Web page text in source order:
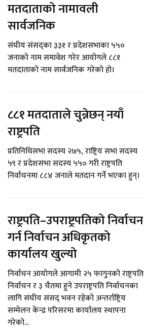
मतदाताको नामावली
सार्वजनिक
संघीय संसद्का ३३१ र प्रदेशसभाका ५५०
जनाको नाम समावेश गरेर आयोगले ८८१
मतदाताको नाम सार्वजनिक गरेको हो।
८८१ मतदाताले चुन्नेछन् नयाँ
राष्ट्रपति
प्रतिनिधिसभा सदस्य २७५, राष्ट्रिय सभा सदस्य
५९ र प्रदेशसभा सदस्य ५५० गरी राष्ट्रपति
निर्वाचनमा ८८४ जनाले मतदान गर्ने भएका हुन्।
राष्ट्रपति–उपराष्ट्रपतिको निर्वाचन
गर्न निर्वाचन अधिकृतको
कार्यालय खुल्यो
निर्वाचन आयोगले आगामी २५ फागुनको राष्ट्रपति
निर्वाचन र ३ चैतमा हुने उपराष्ट्रपति निर्वाचनका
लागि संघीय संसद् भवन रहेको अन्तर्राष्ट्रिय
सम्मेलन केन्द्र परिसरमा कार्यालय स्थापना
गरेको...